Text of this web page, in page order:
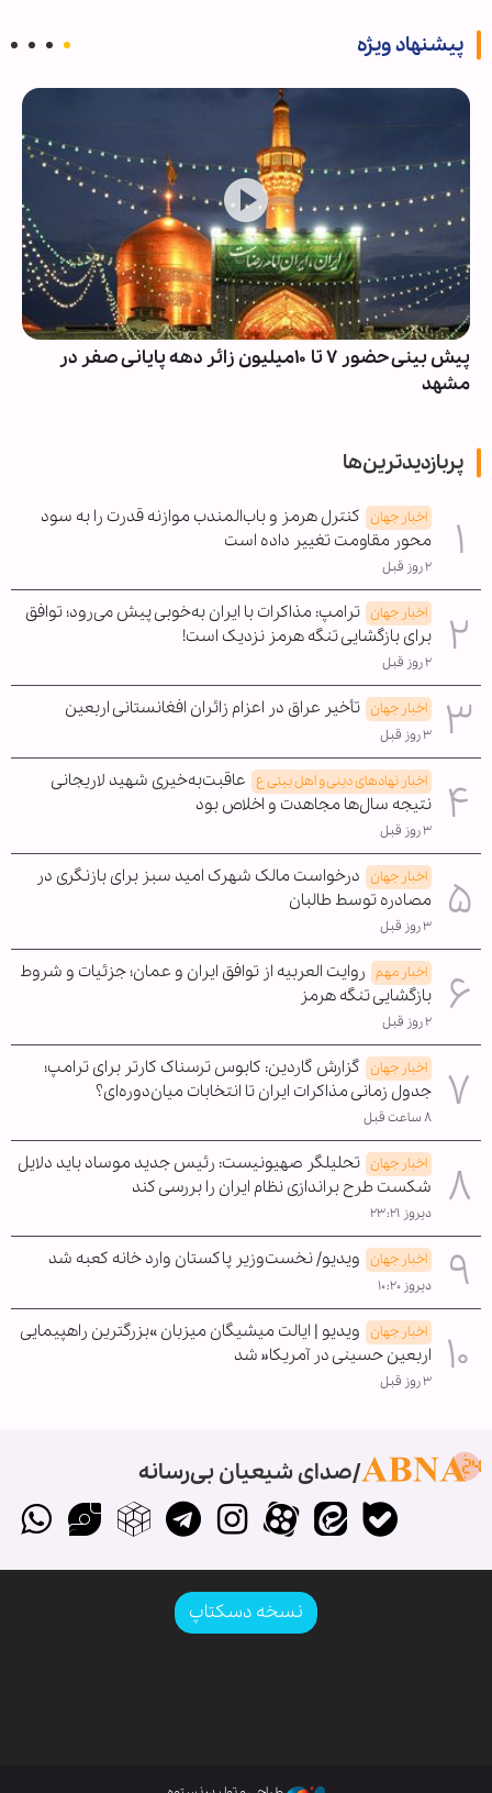
پیشنهاد ویژه
پیش بینی حضور ۷ تا ۱۰میلیون زائر دهه پایانی صفر در
مشهد
پربازدیدترین‌ها
اخبار جهان کنترل هرمز و باب‌المندب موازنه قدرت را به سود
محور مقاومت تغییر داده است
۲ روز قبل
اخبار جهان ترامپ: مذاکرات با ایران به‌خوبی پیش می‌رود؛ توافق
برای بازگشایی تنگه هرمز نزدیک است!
۲ روز قبل
اخبار جهان تأخیر عراق در اعزام زائران افغانستانی اربعین
۳ روز قبل
اخبار نهادهای دینی و اهل بیتی ع عاقبت‌به‌خیری شهید لاریجانی
نتیجه سال‌ها مجاهدت و اخلاص بود
۳ روز قبل
اخبار جهان درخواست مالک شهرک امید سبز برای بازنگری در
مصادره توسط طالبان
۳ روز قبل
اخبار مهم روایت العربیه از توافق ایران و عمان؛ جزئیات و شروط
بازگشایی تنگه هرمز
۲ روز قبل
اخبار جهان گزارش گاردین: کابوس ترسناک کارتر برای ترامپ؛
جدول زمانی مذاکرات ایران تا انتخابات میان‌دوره‌ای؟
۸ ساعت قبل
اخبار جهان تحلیلگر صهیونیست: رئیس جدید موساد باید دلایل
شکست طرح براندازی نظام ایران را بررسی کند
دیروز ۲۳:۲۱
اخبار جهان ویدیو/ نخست‌وزیر پاکستان وارد خانه کعبه شد
دیروز ۱۰:۲۰
اخبار جهان ویدیو | ایالت میشیگان میزبان »بزرگترین راهپیمایی
اربعین حسینی در آمریکا« شد
۳ روز قبل
صدای شیعیان بی‌رسانه
نسخه دسکتاپ